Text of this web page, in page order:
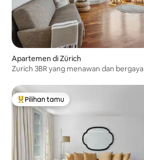
Apartemen di Zürich
Zurich 3BR yang menawan dan bergaya
Pilihan tamu terpopuler
Pilihan tamu